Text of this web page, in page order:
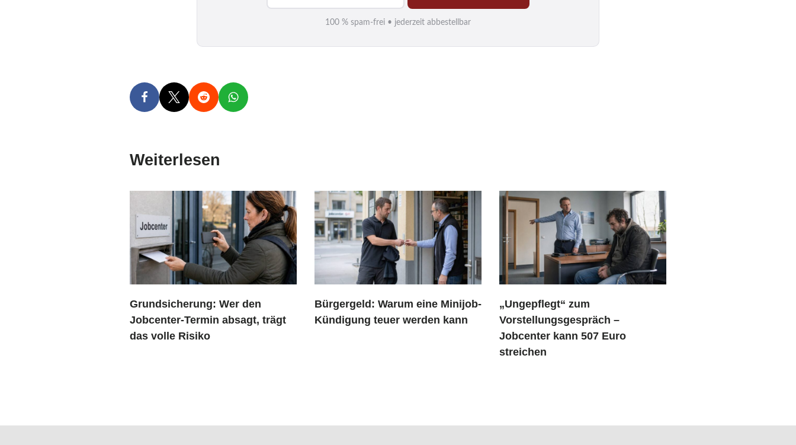
i
100 % spam-frei • jederzeit abbestellbar
Weiterlesen
Grundsicherung: Wer den
Jobcenter-Termin absagt, trägt
das volle Risiko
Bürgergeld: Warum eine Minijob-
Kündigung teuer werden kann
„Ungepflegt“ zum
Vorstellungsgespräch –
Jobcenter kann 507 Euro
streichen